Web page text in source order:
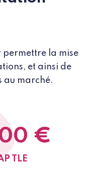
permettre la mise
et ainsi de
au marché.
€
TLE